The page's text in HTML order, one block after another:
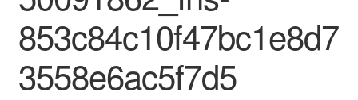
Forum/Manualer/Råd
Support
853c84c10f47bc1e8d7
3558e6ac5f7d5